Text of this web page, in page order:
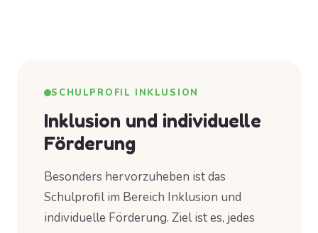
SCHULPROFIL INKLUSION
Inklusion und individuelle
Förderung
Besonders hervorzuheben ist das
Schulprofil im Bereich Inklusion und
individuelle Förderung. Ziel ist es, jedes